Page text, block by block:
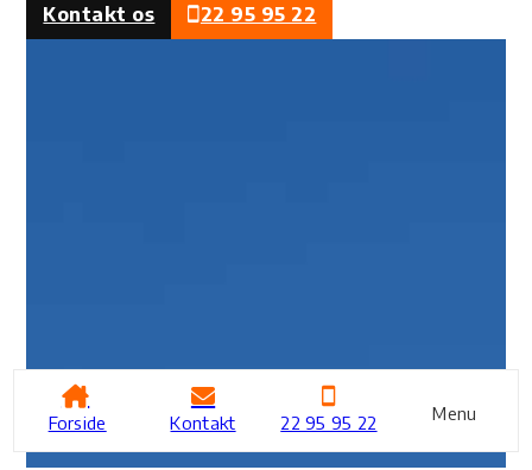
Forside Kontakt 22 95 95 22 Menu
Kontakt os 22 95 95 22